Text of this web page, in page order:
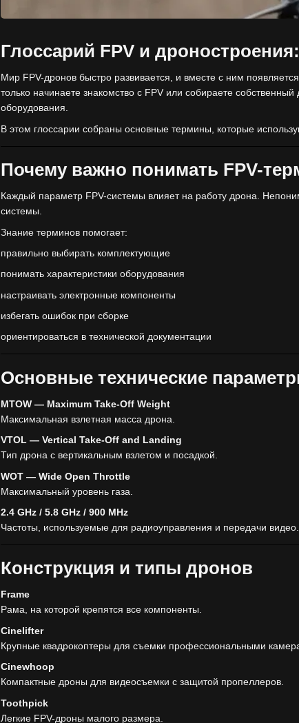
Глоссарий FPV и
Мир FPV-дронов быстро развивается, и вместе с ним
только начинаете знакомство с FPV или собираете
оборудования.
В этом глоссарии собраны основные термины, которые
Почему важно понимать FPV-
Каждый параметр FPV-системы влияет на работу дрона.
системы.
Знание терминов помогает:
правильно выбирать комплектующие
понимать характеристики оборудования
настраивать электронные компоненты
избегать ошибок при сборке
ориентироваться в технической документации
Основные технические
MTOW — Maximum Take-Off Weight
Максимальная взлетная масса дрона.
VTOL — Vertical Take-Off and Landing
Тип дрона с вертикальным взлетом и посадкой.
WOT — Wide Open Throttle
Максимальный уровень газа.
2.4 GHz / 5.8 GHz / 900 MHz
Частоты, используемые для радиоуправления и передачи видео.
Конструкция и типы дронов
Frame
Рама, на которой крепятся все компоненты.
Cinelifter
Крупные квадрокоптеры для съемки профессиональными
Cinewhoop
Компактные дроны для видеосъемки с защитой пропеллеров.
Toothpick
Легкие FPV-дроны малого размера.